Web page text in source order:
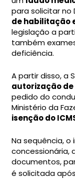
para solicitar no
de habilitação
legislação a
também
deficiência.
A partir disso, a
autorização de
pedido do
Ministério da
isenção do
Na sequência, o
concessionária,
documentos,
é solicitada